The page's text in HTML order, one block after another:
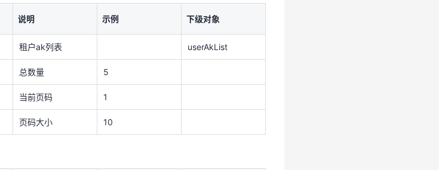
当前页码 1
说明 示例 下级对象
租户ak
09bc65a7aeea90
2c67dfa006c797
795f
说明 示例 下级对象
租户ak列表 userAkList
总数量 5
当前页码 1
页码大小 10